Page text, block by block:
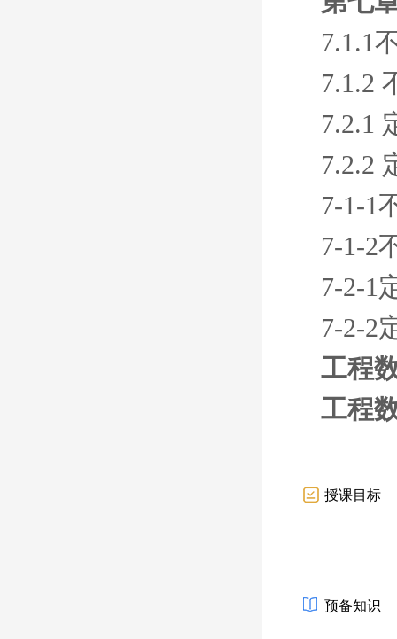
7.1.1
7.1.2
7.2.1
7.2.2
7-1-1
7-1-2
7-2-1
7-2-2
工程
工程
授课目标
预备知识